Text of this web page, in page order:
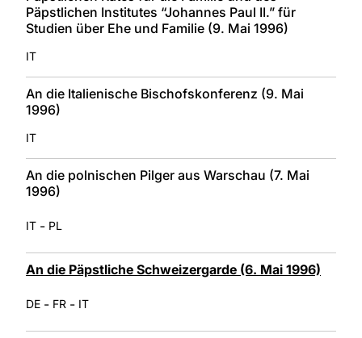
Päpstlichen Institutes “Johannes Paul II.” für
Studien über Ehe und Familie (9. Mai 1996)
IT
An die Italienische Bischofskonferenz (9. Mai
1996)
IT
An die polnischen Pilger aus Warschau (7. Mai
1996)
IT - PL
An die Päpstliche Schweizergarde (6. Mai 1996)
DE - FR - IT